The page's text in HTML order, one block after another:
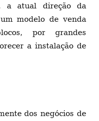
a atual direção da
modelo de venda
por grandes
a instalação de
dos negócios de